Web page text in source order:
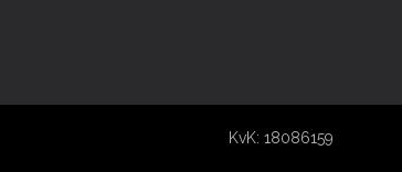
KvK: 18086159